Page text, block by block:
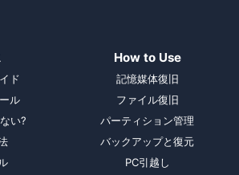
ド
ル
い?
How to Use
記憶媒体復旧
ファイル復旧
パーティション管理
バックアップと復元
PC引越し